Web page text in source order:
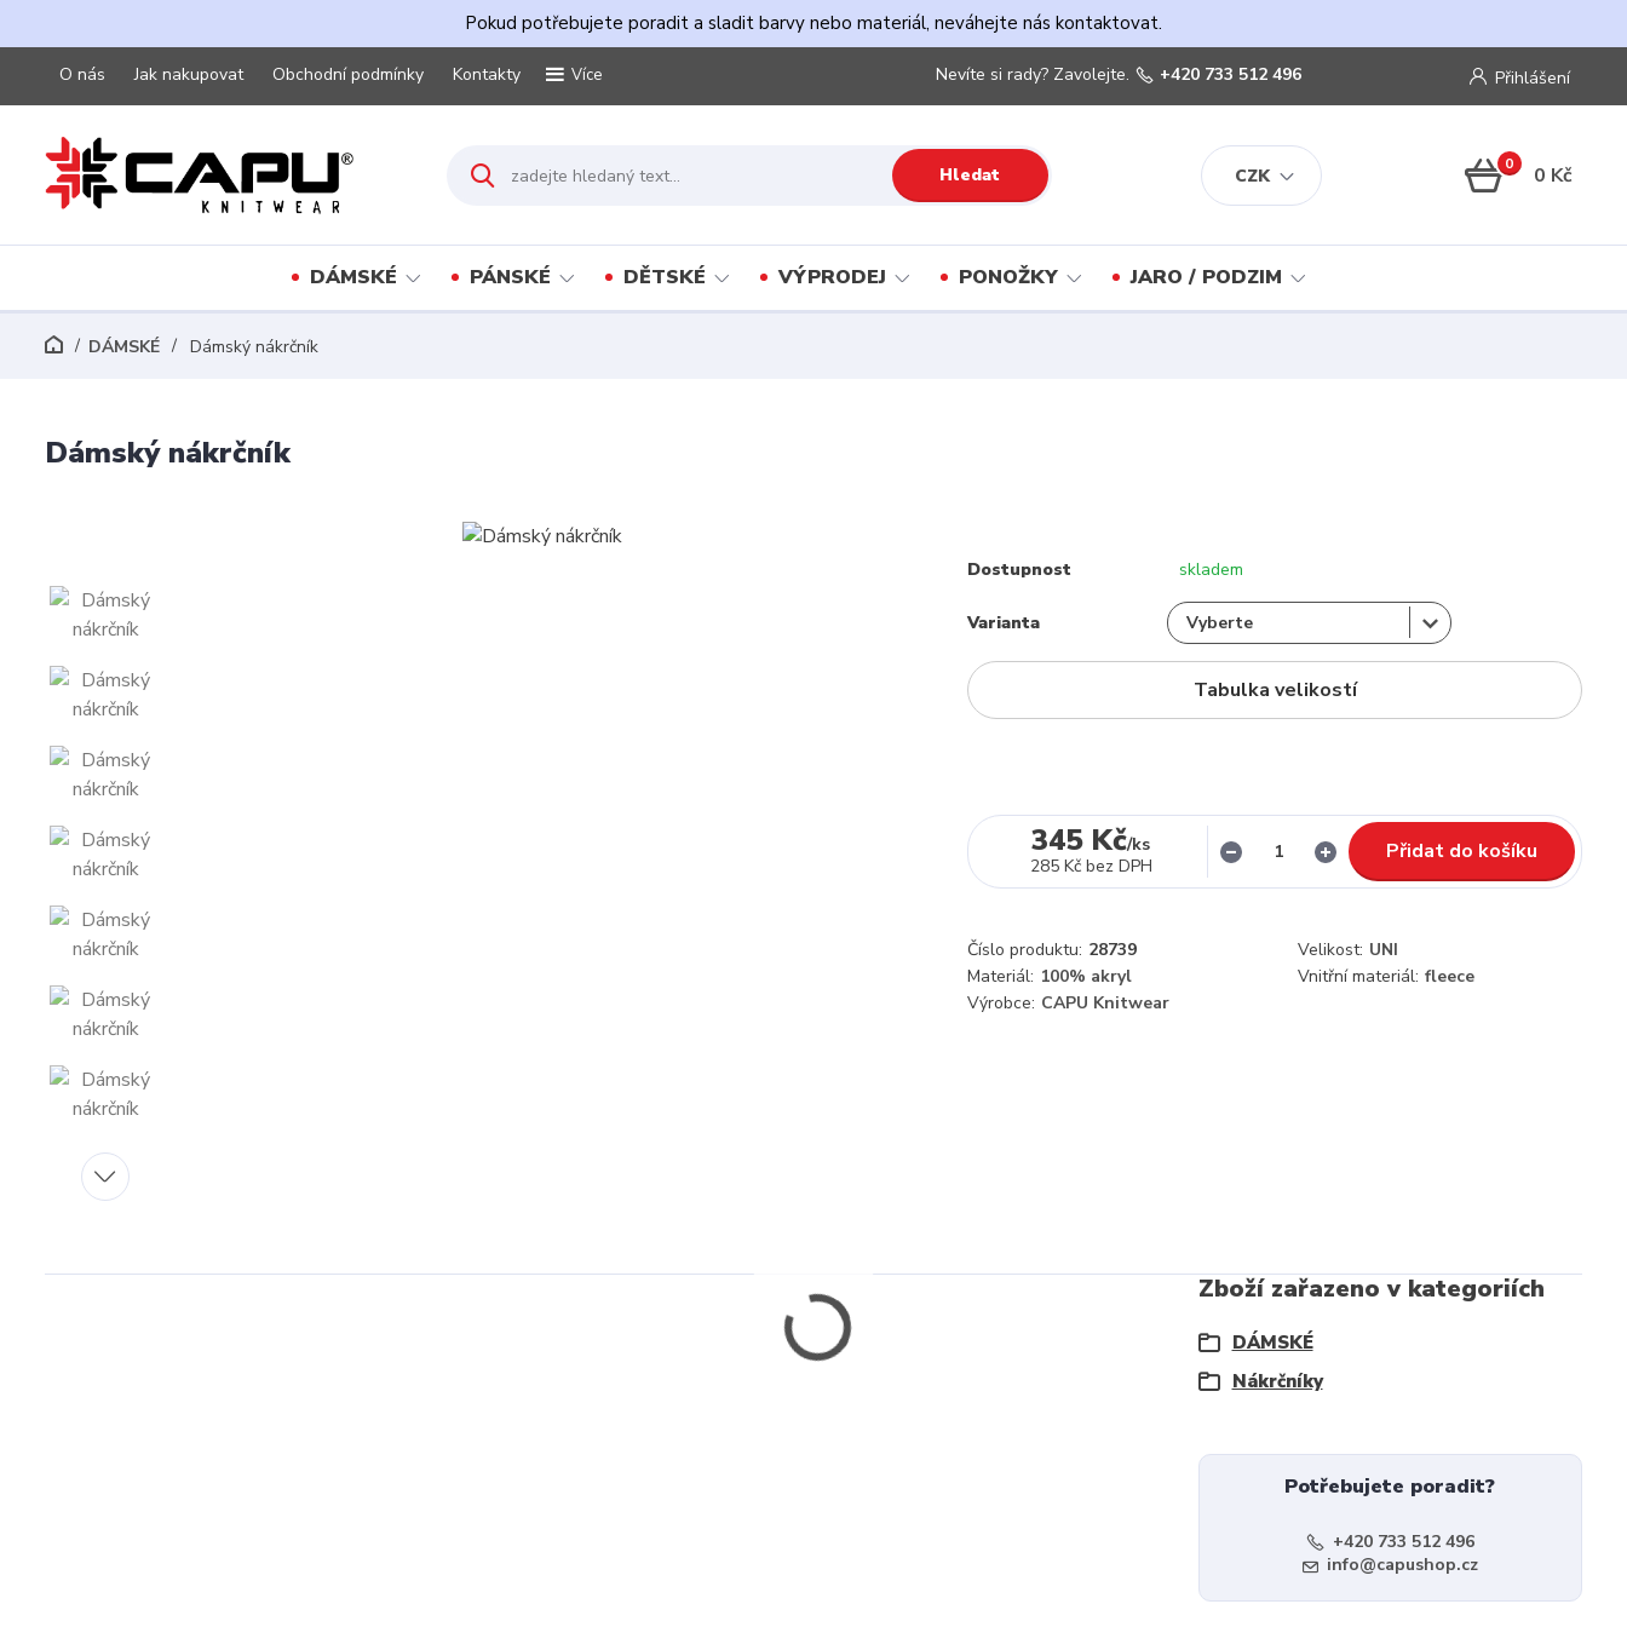
Pokud potřebujete poradit a sladit barvy nebo materiál, neváhejte nás kontaktovat.
O nás Jak nakupovat Obchodní podmínky Kontakty Více
CZK
Přihlášení
Hledat
Nevíte si rady? Zavolejte. +420 733 512 496
0 0 Kč
DÁMSKÉ PÁNSKÉ DĚTSKÉ VÝPRODEJ PONOŽKY JARO / PODZIM
DÁMSKÉ Dámský nákrčník
Dámský nákrčník
Dostupnost skladem
Varianta
Tabulka velikostí
345 Kč/ks
285 Kč bez DPH
Přidat do košíku
Číslo produktu: 28739 Velikost: UNI
Materiál: 100% akryl Vnitřní materiál: fleece
Výrobce: CAPU Knitwear
Zboží zařazeno v kategoriích
DÁMSKÉ
Nákrčníky
Potřebujete poradit?
+420 733 512 496
info@capushop.cz